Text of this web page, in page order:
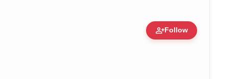
person_addFollow
• 30 Mar, 2026